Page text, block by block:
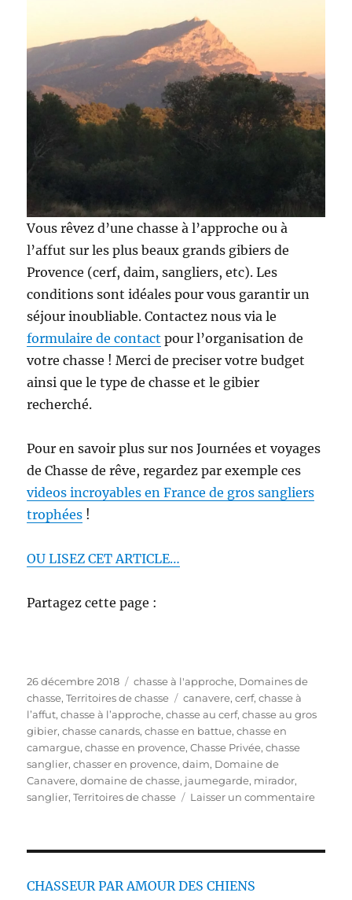
Vous rêvez d’une chasse à l’approche ou à
l’affut sur les plus beaux grands gibiers de
Provence (cerf, daim, sangliers, etc). Les
conditions sont idéales pour vous garantir un
séjour inoubliable. Contactez nous via le
formulaire de contact pour l’organisation de
votre chasse ! Merci de preciser votre budget
ainsi que le type de chasse et le gibier
recherché.
Pour en savoir plus sur nos Journées et voyages
de Chasse de rêve, regardez par exemple ces
videos incroyables en France de gros sangliers
trophées !
OU LISEZ CET ARTICLE…
Partagez cette page :
P
u
b
l
i
é
l
e
26 décembre 2018
C
a
t
é
g
o
r
i
chasse à l'approche, Domaines de
chasse,Territoires de chasse
É
t
i
q
u
e
t
canavere,cerf,chasse à
l’affut,chasse à l’approche,chasse au cerf,chasse au gros
gibier,chasse canards,chasse en battue,chasse en
camargue,chasse en provence,Chasse Privée,chasse
sanglier,chasser en provence,daim, Domaine de
Canavere,domaine de chasse, jaumegarde, mirador,
sanglier,Territoires de chasse Laisser un commentaires
CHASSEUR PAR AMOUR DES CHIENS